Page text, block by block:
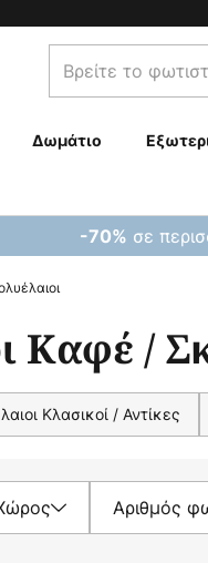
Βρείτε
το
σας...
Δωμάτιο
-70% σε
Καφέ /
Κλασικοί / Αντίκες
Αριθμός